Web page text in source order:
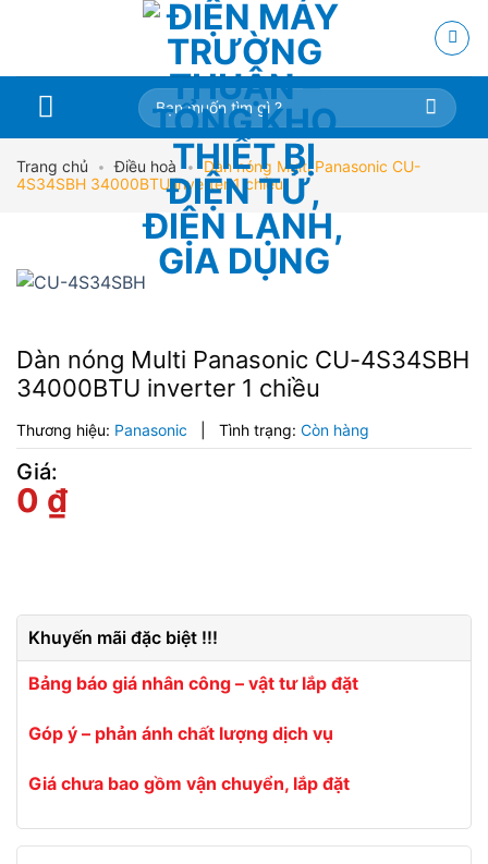
Tìm
kiếm:
Trang chủ • Điều hoà • Dàn nóng Multi Panasonic CU-
4S34SBH 34000BTU inverter 1 chiều
Dàn nóng Multi Panasonic CU-4S34SBH
34000BTU inverter 1 chiều
Thương hiệu: Panasonic Tình trạng: Còn hàng
Giá:
0 ₫
Khuyến mãi đặc biệt !!!
Bảng báo giá nhân công – vật tư lắp đặt
Góp ý – phản ánh chất lượng dịch vụ
Giá chưa bao gồm vận chuyển, lắp đặt